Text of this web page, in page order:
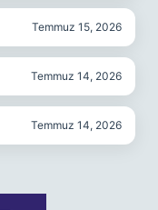
Temmuz 15, 2026
Temmuz 14, 2026
Temmuz 14, 2026